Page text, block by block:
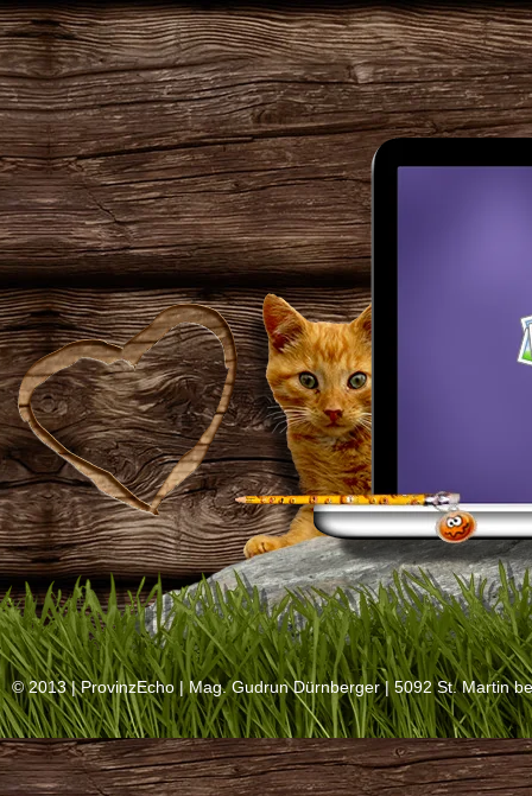
© 2013 |ProvinzEcho | Mag. Gudrun Dürnberger | 5092 St. Martin